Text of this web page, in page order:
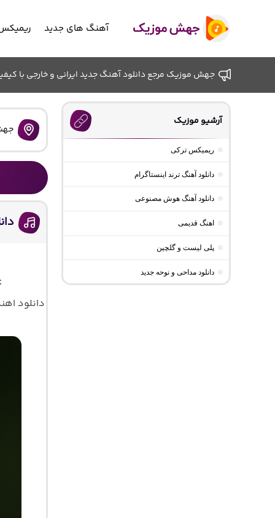
آهنگ های جدید
جهش موزیک مرجع دانلود آهنگ جدید ایرانی و خارجی با
دانلود
آرشیو موزیک
ریمیکس ترکی
دانلود آهنگ ترند اینستاگرام
دانلود آهنگ هوش مصنوعی
اهنگ قدیمی
پلی لیست و گلچین
دانلود مداحی و نوحه جدید